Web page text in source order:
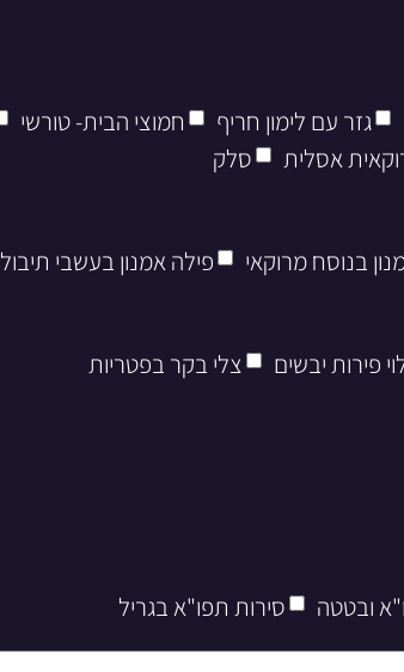
גזר עם לימון חריף חמוצי הבית- טורשי
אסלית סלק
בנוסח מרוקאי פילה אמנון בעשבי תיבול
פירות יבשים
צלי בקר בפטריות
ובטטה סירות תפו"א בגריל